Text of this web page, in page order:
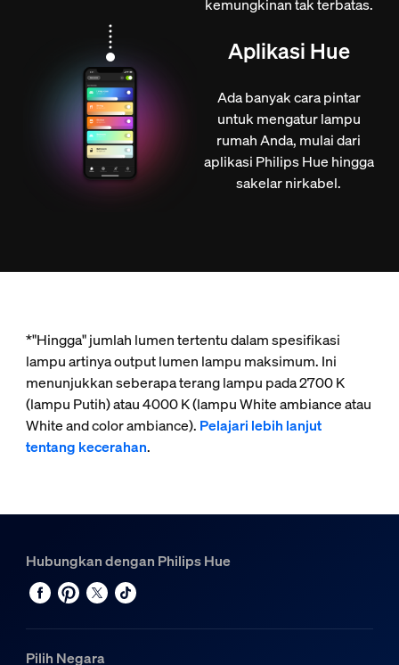
kemungkinan tak terbatas.
Aplikasi Hue
Ada banyak cara pintar
untuk mengatur lampu
rumah Anda, mulai dari
aplikasi Philips Hue hingga
sakelar nirkabel.
*"Hingga" jumlah lumen tertentu dalam spesifikasi
lampu artinya output lumen lampu maksimum. Ini
menunjukkan seberapa terang lampu pada 2700 K
(lampu Putih) atau 4000 K (lampu White ambiance atau
White and color ambiance). Pelajari lebih lanjut
tentang kecerahan.
Hubungkan dengan Philips Hue
Pilih Negara